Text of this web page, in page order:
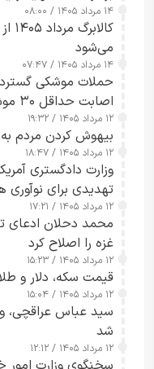
۱۴ مرداد ۱۴۰۵ / ۰۸:۰۰
می‌شود
۱۴ مرداد ۱۴۰۵ / ۰۷:۴۷
حملات موشکی
اصابت حداقل ۳۰ موشک بالستیک+ ویدیو
۱۲ مرداد ۱۴۰۵ / ۱۹:۳۲
بیهوش کردن مردم
۱۲ مرداد ۱۴۰۵ / ۱۸:۴۷
تهدیدی برای
۱۲ مرداد ۱۴۰۵ / ۱۷:۲۱
محمد دحلان ادعای
غزه را اصلاح کرد
۱۲ مرداد ۱۴۰۵ / ۱۵:۲۳
قیمت سکه، دلار و طلا ۱۲ مرداد+ جدول
۱۲ مرداد ۱۴۰۵ / ۱۵:۰۴
سید عباس عراقچی،
شد
۱۲ مرداد ۱۴۰۵ / ۱۲:۱۲